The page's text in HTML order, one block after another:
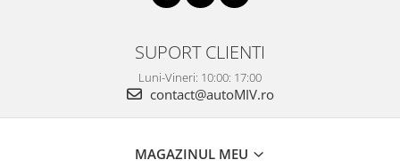
SUPORT CLIENTI
Luni-Vineri: 10:00: 17:00
contact@autoMIV.ro
MAGAZINUL MEU